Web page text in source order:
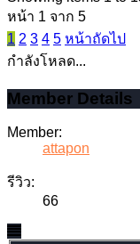
หน้า 1 จาก 5
1 2 3 4 5 หน้าถัดไป
กำลังโหลด...
Member Details
Member:
attapon
รีวิว:
66